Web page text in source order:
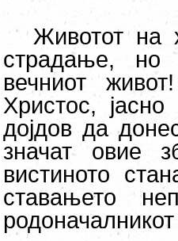
Животот на
страдање, но
вечниот
Христос,
дојдов да
значат овие
вистиното
ставањето